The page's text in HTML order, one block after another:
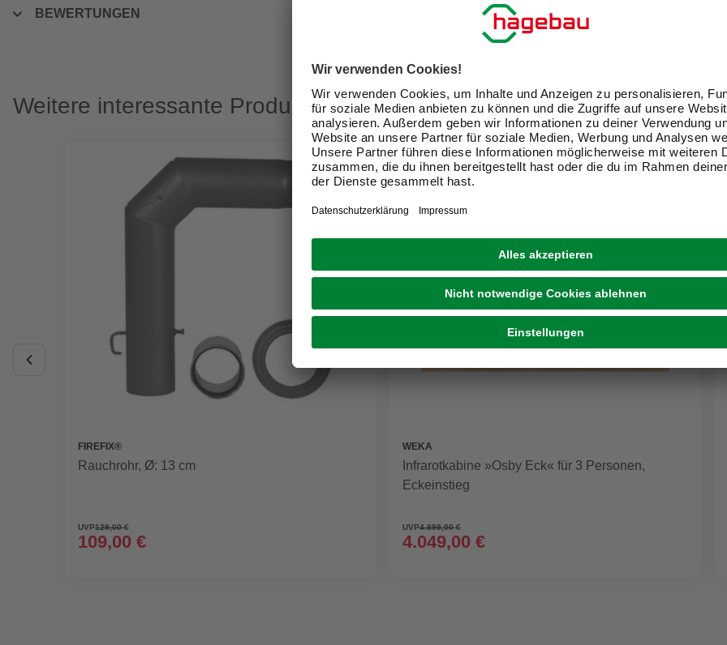
BEWERTUNGEN
Weitere interessante Produkte
FIREFIX®
Rauchrohr, Ø: 13 cm
UVP129,00 €
109,00 €
WEKA
Infrarotkabine »Osby Eck« für 3 Personen,
Eckeinstieg
UVP4.899,00 €
4.049,00 €